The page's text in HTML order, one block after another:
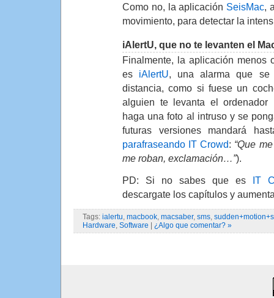
Como no, la aplicación SeisMac,
movimiento, para detectar la
iAlertU, que no te levanten el
Finalmente, la aplicación menos
es iAlertU, una alarma que
distancia, como si fuese un
alguien te levanta el ordenador
haga una foto al intruso y se
futuras versiones mandará
parafraseando IT Crowd: “Que
me roban, exclamación…”).
PD: Si no sabes que es IT
descargate los capítulos y
Tags: ialertu, macbook, macsaber, sms,
Hardware, Software ¿Algo que comentar? »